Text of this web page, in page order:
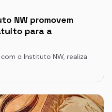
NW promovem
para a
o Instituto NW, realiza